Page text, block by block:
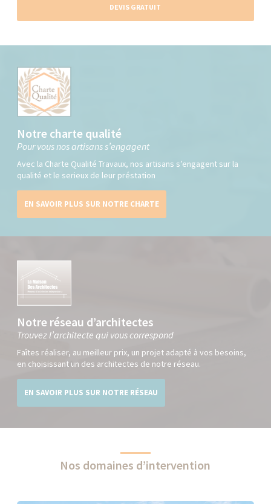
DEVIS GRATUIT
Notre charte qualité
Pour vous nos artisans s’engagent
Avec la Charte Qualité Travaux, nos artisans s’engagent sur la
qualité et le serieux de leur préstation
EN SAVOIR PLUS SUR NOTRE CHARTE
Notre réseau d’architectes
Trouvez l’architecte qui vous correspond
Faîtes réaliser, au meilleur prix, un projet adapté à vos besoins,
en choisissant un des architectes de notre réseau.
EN SAVOIR PLUS SUR NOTRE RÉSEAU
Nos domaines d’intervention